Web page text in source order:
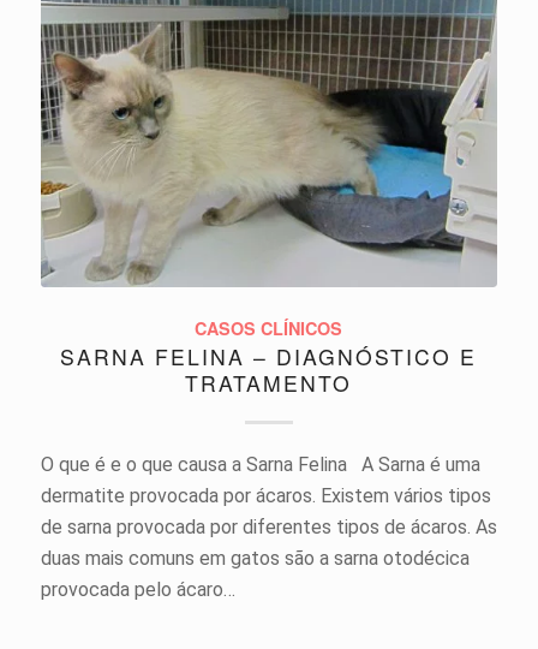
CASOS CLÍNICOS
SARNA FELINA – DIAGNÓSTICO E
TRATAMENTO
O que é e o que causa a Sarna Felina A Sarna é uma
dermatite provocada por ácaros. Existem vários tipos
de sarna provocada por diferentes tipos de ácaros. As
duas mais comuns em gatos são a sarna otodécica
provocada pelo ácaro…